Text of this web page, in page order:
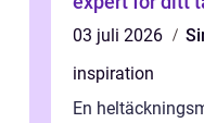
03 juli 2026
inspiration
En